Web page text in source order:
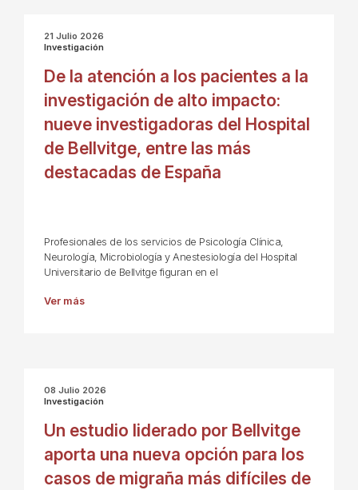
21 Julio 2026
Investigación
De la atención a los pacientes a la
investigación de alto impacto:
nueve investigadoras del Hospital
de Bellvitge, entre las más
destacadas de España
Profesionales de los servicios de Psicología Clínica,
Neurología, Microbiología y Anestesiología del Hospital
Universitario de Bellvitge figuran en el
Ver más
08 Julio 2026
Investigación
Un estudio liderado por Bellvitge
aporta una nueva opción para los
casos de migraña más difíciles de